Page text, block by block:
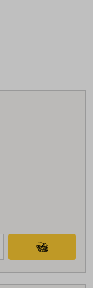
wieder der
Holz